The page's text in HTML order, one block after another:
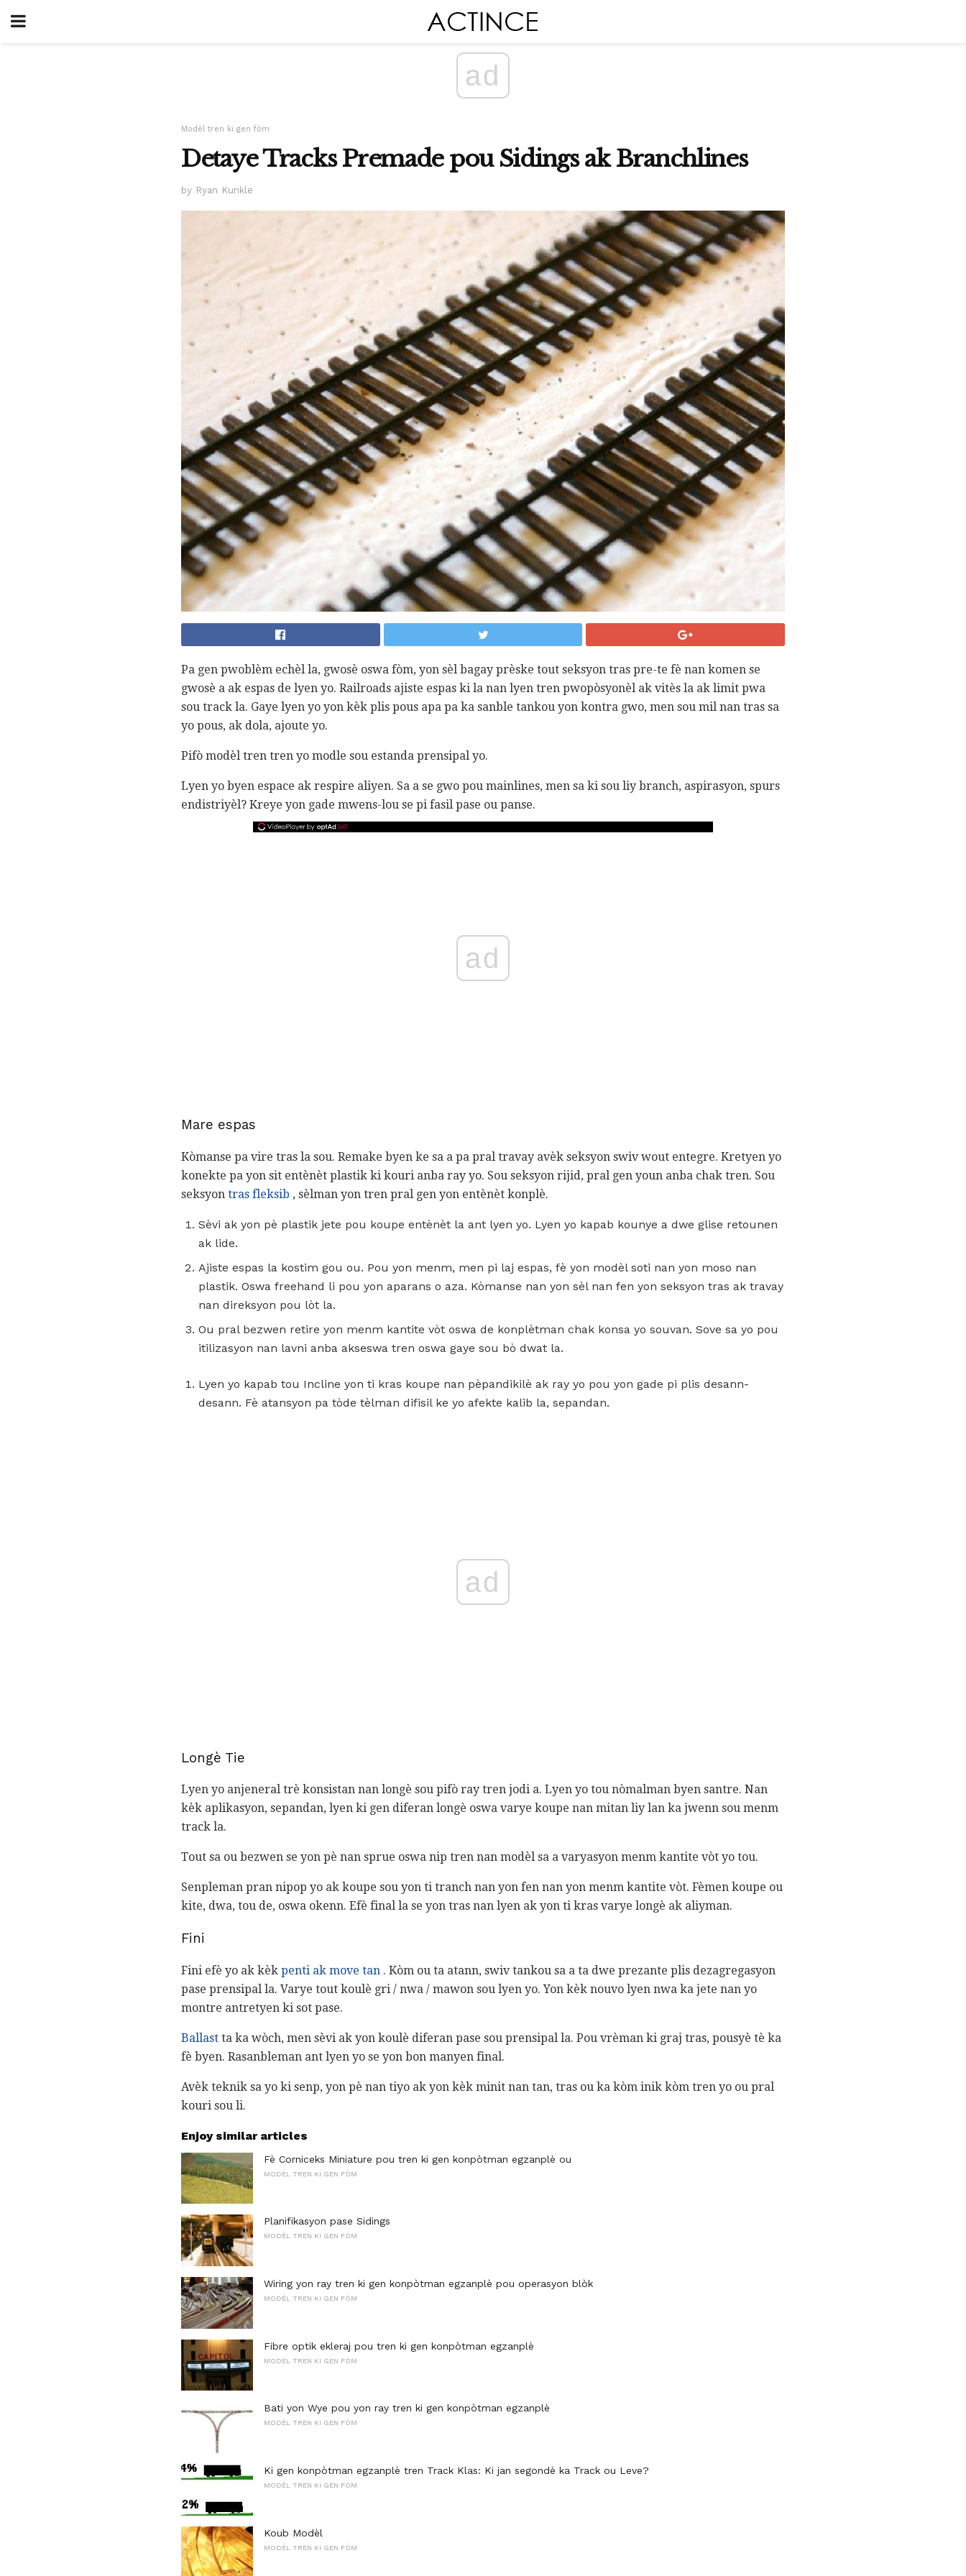
ad
Modèl tren ki gen fòm
Detaye Tracks Premade pou Sidings ak Branchlines
by Ryan Kunkle
Pa gen pwoblèm echèl la, gwosè oswa fòm, yon sèl bagay prèske tout seksyon tras pre-te fè nan komen se
gwosè a ak espas de lyen yo. Railroads ajiste espas ki la nan lyen tren pwopòsyonèl ak vitès la ak limit pwa
sou track la. Gaye lyen yo yon kèk plis pous apa pa ka sanble tankou yon kontra gwo, men sou mil nan tras sa
yo pous, ak dola, ajoute yo.
Pifò modèl tren tren yo modle sou estanda prensipal yo.
Lyen yo byen espace ak respire aliyen. Sa a se gwo pou mainlines, men sa ki sou liy branch, aspirasyon, spurs
endistriyèl? Kreye yon gade mwens-lou se pi fasil pase ou panse.
ad
Mare espas
Kòmanse pa vire tras la sou. Remake byen ke sa a pa pral travay avèk seksyon swiv wout entegre. Kretyen yo
konekte pa yon sit entènèt plastik ki kouri anba ray yo. Sou seksyon rijid, pral gen youn anba chak tren. Sou
seksyon tras fleksib , sèlman yon tren pral gen yon entènèt konplè.
Sèvi ak yon pè plastik jete pou koupe entènèt la ant lyen yo. Lyen yo kapab kounye a dwe glise retounen
ak lide.
Ajiste espas la kostim gou ou. Pou yon menm, men pi laj espas, fè yon modèl soti nan yon moso nan
plastik. Oswa freehand li pou yon aparans o aza. Kòmanse nan yon sèl nan fen yon seksyon tras ak travay
nan direksyon pou lòt la.
Ou pral bezwen retire yon menm kantite vòt oswa de konplètman chak konsa yo souvan. Sove sa yo pou
itilizasyon nan lavni anba akseswa tren oswa gaye sou bò dwat la.
Lyen yo kapab tou Incline yon ti kras koupe nan pèpandikilè ak ray yo pou yon gade pi plis desann-
desann. Fè atansyon pa tòde tèlman difisil ke yo afekte kalib la, sepandan.
ad
Longè Tie
Lyen yo anjeneral trè konsistan nan longè sou pifò ray tren jodi a. Lyen yo tou nòmalman byen santre. Nan
kèk aplikasyon, sepandan, lyen ki gen diferan longè oswa varye koupe nan mitan liy lan ka jwenn sou menm
track la.
Tout sa ou bezwen se yon pè nan sprue oswa nip tren nan modèl sa a varyasyon menm kantite vòt yo tou.
Senpleman pran nipop yo ak koupe sou yon ti tranch nan yon fen nan yon menm kantite vòt. Fèmen koupe ou
kite, dwa, tou de, oswa okenn. Efè final la se yon tras nan lyen ak yon ti kras varye longè ak aliyman.
Fini
Fini efè yo ak kèk penti ak move tan . Kòm ou ta atann, swiv tankou sa a ta dwe prezante plis dezagregasyon
pase prensipal la. Varye tout koulè gri / nwa / mawon sou lyen yo. Yon kèk nouvo lyen nwa ka jete nan yo
montre antretyen ki sot pase.
Ballast ta ka wòch, men sèvi ak yon koulè diferan pase sou prensipal la. Pou vrèman ki graj tras, pousyè tè ka
fè byen. Rasanbleman ant lyen yo se yon bon manyen final.
Avèk teknik sa yo ki senp, yon pè nan tiyo ak yon kèk minit nan tan, tras ou ka kòm inik kòm tren yo ou pral
kouri sou li.
Enjoy similar articles
Fè Corniceks Miniature pou tren ki gen konpòtman egzanplè ou
MODÈL TREN KI GEN FÒM
Planifikasyon pase Sidings
MODÈL TREN KI GEN FÒM
Wiring yon ray tren ki gen konpòtman egzanplè pou operasyon blòk
MODÈL TREN KI GEN FÒM
Fibre optik ekleraj pou tren ki gen konpòtman egzanplè
MODÈL TREN KI GEN FÒM
Bati yon Wye pou yon ray tren ki gen konpòtman egzanplè
MODÈL TREN KI GEN FÒM
Ki gen konpòtman egzanplè tren Track Klas: Ki jan segondè ka Track ou Leve?
MODÈL TREN KI GEN FÒM
Koub Modèl
MODÈL TREN KI GEN FÒM